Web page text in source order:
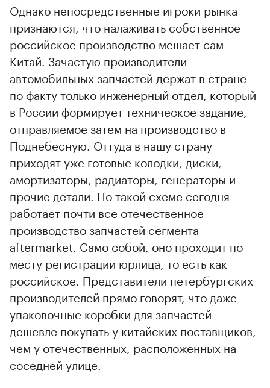
Однако непосредственные игроки рынка
признаются, что налаживать собственное
российское производство мешает сам
Китай. Зачастую производители
автомобильных запчастей держат в стране
по факту только инженерный отдел, который
в России формирует техническое задание,
отправляемое затем на производство в
Поднебесную. Оттуда в нашу страну
приходят уже готовые колодки, диски,
амортизаторы, радиаторы, генераторы и
прочие детали. По такой схеме сегодня
работает почти все отечественное
производство запчастей сегмента
aftermarket. Само собой, оно проходит по
месту регистрации юрлица, то есть как
российское. Представители петербургских
производителей прямо говорят, что даже
упаковочные коробки для запчастей
дешевле покупать у китайских поставщиков,
чем у отечественных, расположенных на
соседней улице.